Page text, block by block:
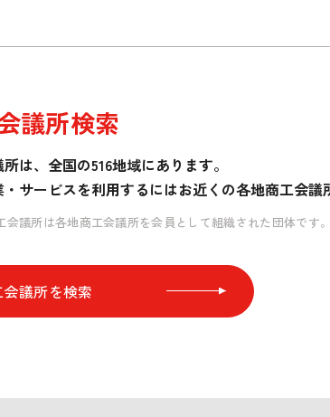
議所検索
は、全国の516地域にあります。
サービスを利用するにはお近くの各地商工会議
議所は各地商工会議所を会員として組織された団体です。
会議所を検索